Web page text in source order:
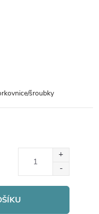
šroubky